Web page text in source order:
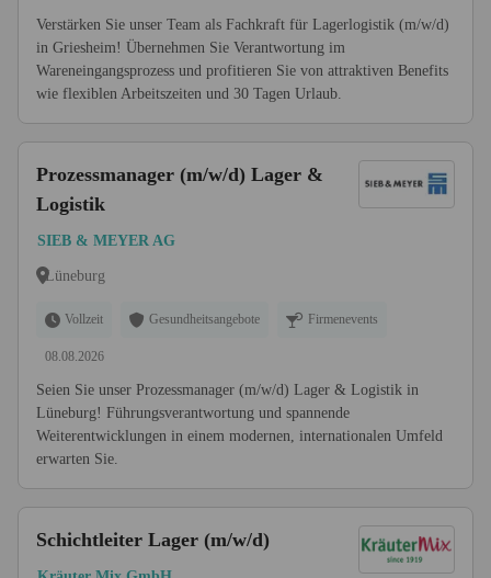
Verstärken Sie unser Team als Fachkraft für Lagerlogistik (m/w/d)
in Griesheim! Übernehmen Sie Verantwortung im
Wareneingangsprozess und profitieren Sie von attraktiven Benefits
wie flexiblen Arbeitszeiten und 30 Tagen Urlaub.
Prozessmanager (m/w/d) Lager &
Logistik
SIEB & MEYER AG
Lüneburg
Vollzeit Gesundheitsangebote Firmenevents
08.08.2026
Seien Sie unser Prozessmanager (m/w/d) Lager & Logistik in
Lüneburg! Führungsverantwortung und spannende
Weiterentwicklungen in einem modernen, internationalen Umfeld
erwarten Sie.
Schichtleiter Lager (m/w/d)